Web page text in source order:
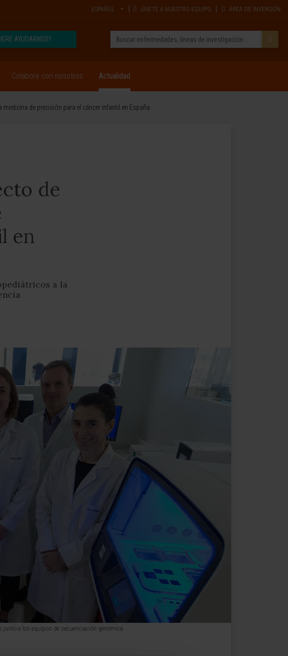
ESPAÑOL ÚNETE A NUESTRO EQUIPO ÁREA DE INVERSIÓN
AYUDARNOS?
Colabore con nosotros Actualidad
medicina de precisión para el cáncer infantil en España
de
en
a la
junto a los equipos de secuenciación genómica